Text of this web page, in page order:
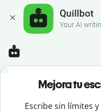
Quillbot
Your AI
Mejora tu
Escribe sin límites